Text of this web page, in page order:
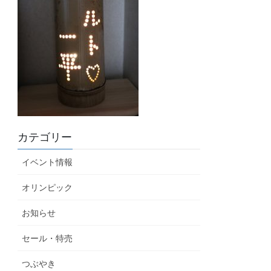
カテゴリー
イベント情報
オリンピック
お知らせ
セール・特売
つぶやき